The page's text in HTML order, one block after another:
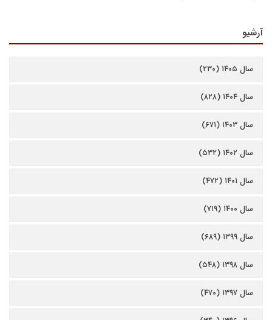
آرشیو
سال ۱۴۰۵ (۲۳۰)
سال ۱۴۰۴ (۸۲۸)
سال ۱۴۰۳ (۶۷۱)
سال ۱۴۰۲ (۵۳۲)
سال ۱۴۰۱ (۴۷۲)
سال ۱۴۰۰ (۷۱۹)
سال ۱۳۹۹ (۶۸۹)
سال ۱۳۹۸ (۵۴۸)
سال ۱۳۹۷ (۴۷۰)